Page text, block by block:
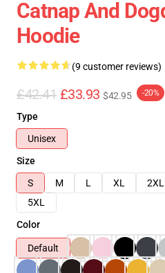
Catnap And
Hoodie
(9 customer reviews)
£42.41 £33.93 $42.95 -20%
Type
Unisex
Size
S
M L XL 2XL
5XL
Color
Default